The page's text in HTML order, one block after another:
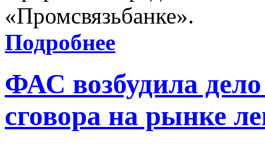
«Промсвязьбанке».
Подробнее
ФАС возбудила
сговора на рынке